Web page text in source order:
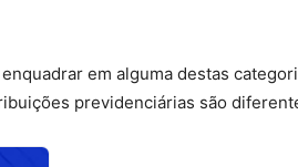
em alguma destas
previdenciárias são